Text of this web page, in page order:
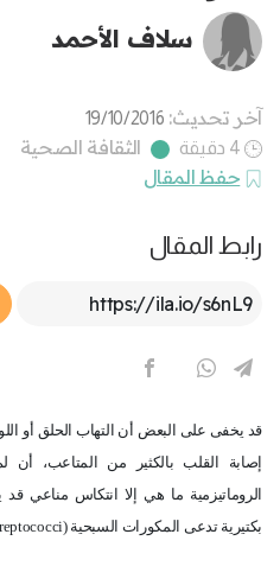
سلاف الأحمد
آخر تحديث: 19/10/2016
4 دقيقة
الثقافة الصحية
حفظ المقال
رابط المقال
قد يخفى على البعض أن التهاب الحلق أو
إصابة القلب بالكثير من المتاعب، أن
الروماتيزمية ما هي إلا انتكاس مناعي قد
بكتيرية تدعى المكورات السبحية (